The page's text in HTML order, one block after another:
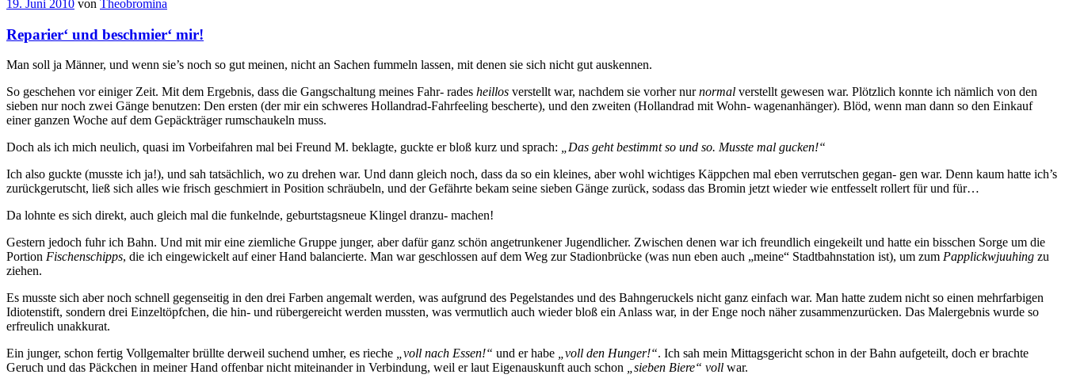
19. Juni 2010 von Theobromina
Reparier‘ und beschmier‘ mir!
Man soll ja Männer, und wenn sie’s noch so gut meinen, nicht an Sachen fummeln lassen, mit denen sie sich nicht gut auskennen.
So geschehen vor einiger Zeit. Mit dem Ergebnis, dass die Gangschaltung meines Fahr- rades heillos verstellt war, nachdem sie vorher nurnormal verstellt gewesen war. Plötzlich konnte ich nämlich von den
sieben nur noch zwei Gänge benutzen: Den ersten (der mir ein schweres Hollandrad-Fahrfeeling bescherte), und den zweiten (Hollandrad mit Wohn- wagenanhänger). Blöd, wenn man dann so den Einkauf
einer ganzen Woche auf dem Gepäckträger rumschaukeln muss.
Doch als ich mich neulich, quasi im Vorbeifahren mal bei Freund M. beklagte, guckte er bloß kurz und sprach: „Das geht bestimmt so und so. Musste mal gucken!“
Ich also guckte (musste ich ja!), und sah tatsächlich, wo zu drehen war. Und dann gleich noch, dass da so ein kleines, aber wohl wichtiges Käppchen mal eben verrutschen gegan- gen war. Denn kaum hatte ich’s
zurückgerutscht, ließ sich alles wie frisch geschmiert in Position schräubeln, und der Gefährte bekam seine sieben Gänge zurück, sodass das Bromin jetzt wieder wie entfesselt rollert für und für…
Da lohnte es sich direkt, auch gleich mal die funkelnde, geburtstagsneue Klingel dranzu- machen!
Gestern jedoch fuhr ich Bahn. Und mit mir eine ziemliche Gruppe junger, aber dafür ganz schön angetrunkener Jugendlicher. Zwischen denen war ich freundlich eingekeilt und hatte ein bisschen Sorge um die
Portion Fischenschipps, die ich eingewickelt auf einer Hand balancierte. Man war geschlossen auf dem Weg zur Stadionbrücke (was nun eben auch „meine“ Stadtbahnstation ist), um zum Papplickwjuuhing zu
ziehen.
Es musste sich aber noch schnell gegenseitig in den drei Farben angemalt werden, was aufgrund des Pegelstandes und des Bahngeruckels nicht ganz einfach war. Man hatte zudem nicht so einen mehrfarbigen
Idiotenstift, sondern drei Einzeltöpfchen, die hin- und rübergereicht werden mussten, was vermutlich auch wieder bloß ein Anlass war, in der Enge noch näher zusammenzurücken. Das Malergebnis wurde so
erfreulich unakkurat.
Ein junger, schon fertig Vollgemalter brüllte derweil suchend umher, es rieche „voll nach Essen!“ und er habe „voll den Hunger!“. Ich sah mein Mittagsgericht schon in der Bahn aufgeteilt, doch er brachte
Geruch und das Päckchen in meiner Hand offenbar nicht miteinander in Verbindung, weil er laut Eigenauskunft auch schon
„sieben Biere“ voll war.